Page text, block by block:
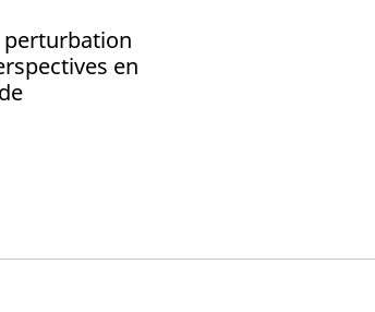
perturbation
en